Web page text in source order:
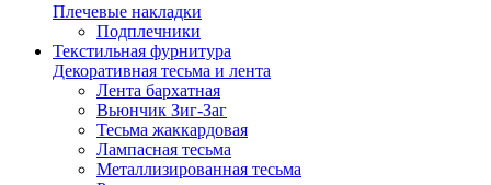
Плечевые накладки
Подплечники
Текстильная фурнитура
Декоративная тесьма и лента
Лента бархатная
Вьюнчик Зиг-Заг
Тесьма жаккардовая
Лампасная тесьма
Металлизированная тесьма